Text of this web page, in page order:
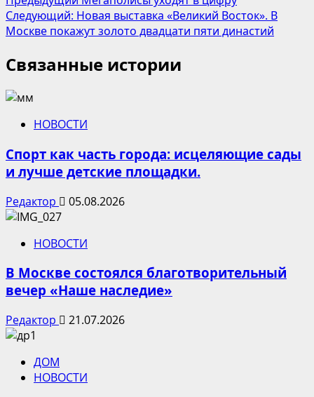
записи
Следующий: Новая выставка «Великий Восток». В
Москве покажут золото двадцати пяти династий
Связанные истории
НОВОСТИ
Спорт как часть города: исцеляющие сады
и лучше детские площадки.
Редактор 05.08.2026
НОВОСТИ
В Москве состоялся благотворительный
вечер «Наше наследие»
Редактор 21.07.2026
ДОМ
НОВОСТИ